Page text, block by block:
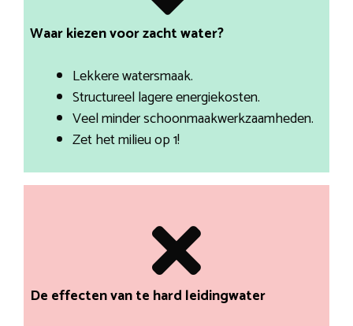
Waar kiezen voor zacht water?
Lekkere watersmaak.
Structureel lagere energiekosten.
Veel minder schoonmaakwerkzaamheden.
Zet het milieu op 1!
De effecten van te hard leidingwater